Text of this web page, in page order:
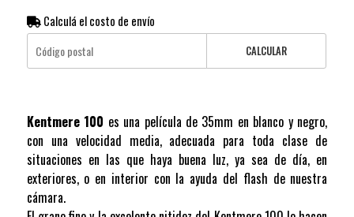
Calculá el costo de envío
CALCULAR
Kentmere 100 es una película de 35mm en blanco y negro,
con una velocidad media, adecuada para toda clase de
situaciones en las que haya buena luz, ya sea de día, en
exteriores, o en interior con la ayuda del flash de nuestra
cámara.